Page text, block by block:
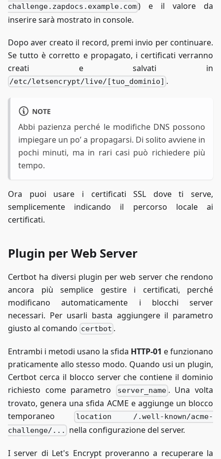
challenge.zapdocs.example.com) e il valore da
inserire sarà mostrato in console.
Dopo aver creato il record, premi invio per continuare.
Se tutto è corretto e propagato, i certificati verranno
creati e salvati in
/etc/letsencrypt/live/[tuo_dominio] .
NOTE
Abbi pazienza perché le modifiche DNS possono
impiegare un po’ a propagarsi. Di solito avviene in
pochi minuti, ma in rari casi può richiedere più
tempo.
Ora puoi usare i certificati SSL dove ti serve,
semplicemente indicando il percorso locale ai
certificati.
Plugin per Web Server
Certbot ha diversi plugin per web server che rendono
ancora più semplice gestire i certificati, perché
modificano automaticamente i blocchi server
necessari. Per usarli basta aggiungere il parametro
giusto al comando certbot .
Entrambi i metodi usano la sfida HTTP-01 e funzionano
praticamente allo stesso modo. Quando usi un plugin,
Certbot cerca il blocco server che contiene il dominio
richiesto come parametro
server_name . Una volta
trovato, genera una sfida ACME e aggiunge un blocco
temporaneo
location /.well-known/acme-
challenge/...
nella configurazione del server.
I server di Let's Encrypt proveranno a recuperare la